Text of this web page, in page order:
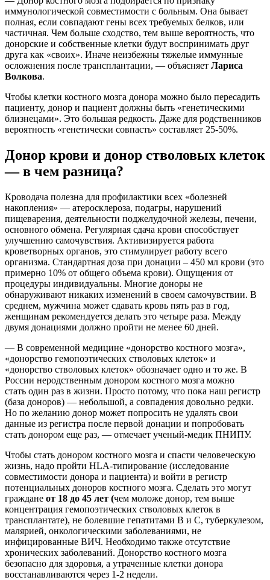
иммунологической совместимости с больным. Она бывает
полная, если совпадают гены всех требуемых белков, или
частичная. Чем больше сходство, тем выше вероятность, что
донорские и собственные клетки будут воспринимать друг
друга как «своих». Иначе неизбежны тяжелые иммунные
осложнения после трансплантации, — объясняет Лариса
Волкова.
Чтобы клетки костного мозга донора можно было пересадить
пациенту, донор и пациент должны быть «генетическими
близнецами». Это большая редкость. Даже для родственников
вероятность «генетически совпасть» составляет 25-50%.
Донор крови и донор стволовых клеток
— в чем разница?
Кроводача полезна для профилактики всех «болезней
накопления» — атеросклероза, подагры, нарушений
пищеварения, деятельности поджелудочной железы, печени,
основного обмена. Регулярная сдача крови способствует
улучшению самочувствия. Активизируется работа
кроветворных органов, это стимулирует работу всего
организма. Стандартная доза при донации – 450 мл крови (это
примерно 10% от общего объема крови). Ощущения от
процедуры индивидуальны. Многие доноры не
обнаруживают никаких изменений в своем самочувствии. В
среднем, мужчина может сдавать кровь пять раз в год,
женщинам рекомендуется делать это четыре раза. Между
двумя донациями должно пройти не менее 60 дней.
— В современной медицине «донорство костного мозга»,
«донорство гемопоэтических стволовых клеток» и
«донорство стволовых клеток» обозначает одно и то же. В
России неродственным донором костного мозга можно
стать один раз в жизни. Просто потому, что пока наш регистр
(база доноров) — небольшой, а совпадения довольно редки.
Но по желанию донор может попросить не удалять свои
данные из регистра после первой донации и попробовать
стать донором еще раз, — отмечает ученый-медик ПНИПУ.
Чтобы стать донором костного мозга и спасти человеческую
жизнь, надо пройти HLA-типирование (исследование
совместимости донора и пациента) и войти в регистр
потенциальных доноров костного мозга. Сделать это могут
граждане от 18 до 45 лет (чем моложе донор, тем выше
концентрация гемопоэтических стволовых клеток в
трансплантате), не болевшие гепатитами B и C, туберкулезом,
малярией, онкологическими заболеваниями, не
инфицированные ВИЧ. Необходимо также отсутствие
хронических заболеваний. Донорство костного мозга
безопасно для здоровья, а утраченные клетки донора
восстанавливаются через 1-2 недели.